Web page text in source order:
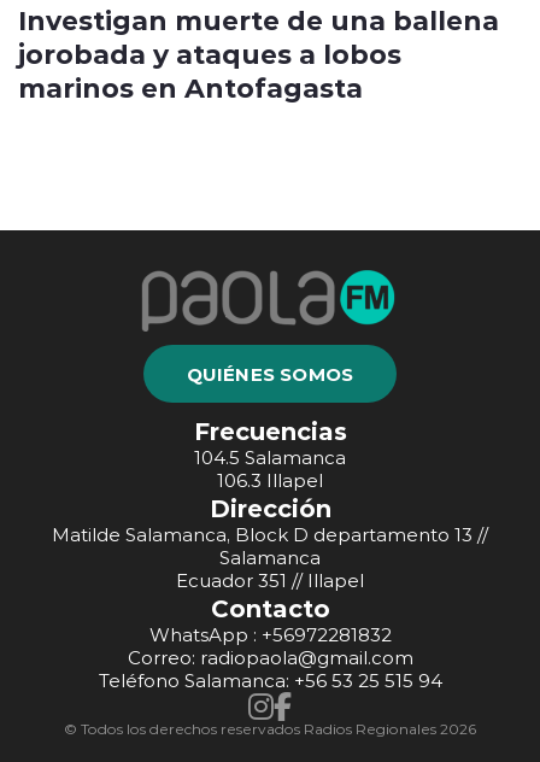
Investigan muerte de una ballena
jorobada y ataques a lobos
marinos en Antofagasta
QUIÉNES SOMOS
Frecuencias
104.5 Salamanca
106.3 Illapel
Dirección
Matilde Salamanca, Block D departamento 13 //
Salamanca
Ecuador 351 // Illapel
Contacto
WhatsApp : +56972281832
Correo: radiopaola@gmail.com
Teléfono Salamanca: +56 53 25 515 94
© Todos los derechos reservados Radios Regionales 2026